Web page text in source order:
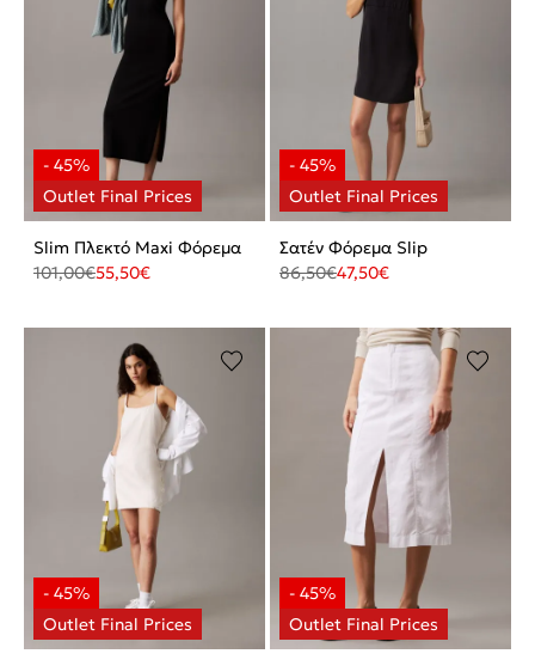
Slim Πλεκτό Maxi Φόρεμα
101,00€55,50€
Σατέν Φόρεμα Slip
86,50€47,50€